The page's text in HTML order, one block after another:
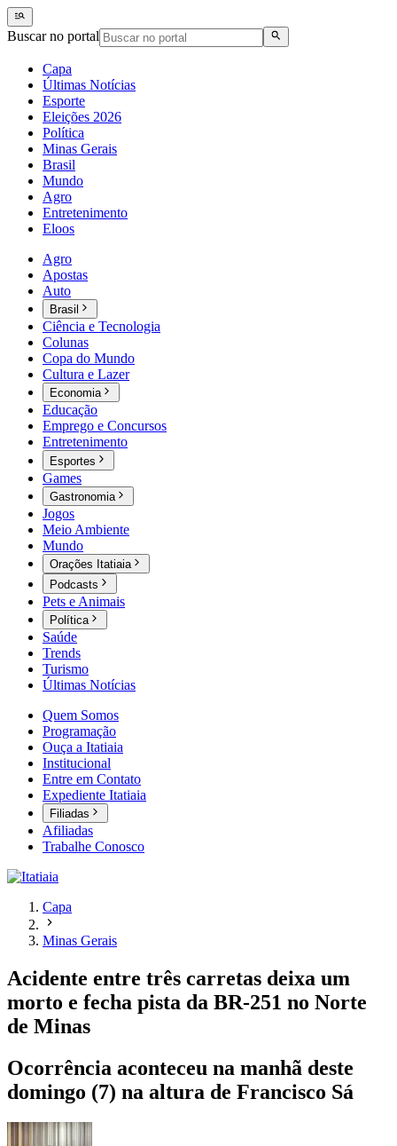
Buscar no portal
Capa
Últimas Notícias
Esporte
Eleições 2026
Política
Minas Gerais
Brasil
Mundo
Agro
Entretenimento
Eloos
Agro
Apostas
Auto
Brasil
Ciência e Tecnologia
Colunas
Copa do Mundo
Cultura e Lazer
Economia
Educação
Emprego e Concursos
Entretenimento
Esportes
Games
Gastronomia
Jogos
Meio Ambiente
Mundo
Orações Itatiaia
Podcasts
Pets e Animais
Política
Saúde
Trends
Turismo
Últimas Notícias
Quem Somos
Programação
Ouça a Itatiaia
Institucional
Entre em Contato
Expediente Itatiaia
Filiadas
Afiliadas
Trabalhe Conosco
Capa
Minas Gerais
Acidente entre três carretas deixa um
morto e fecha pista da BR-251 no Norte
de Minas
Ocorrência aconteceu na manhã deste
domingo (7) na altura de Francisco Sá